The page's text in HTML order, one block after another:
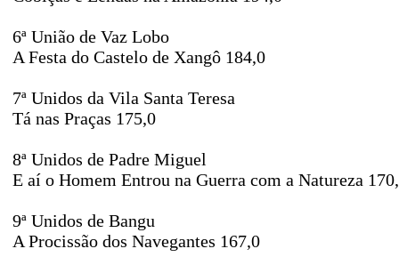
6ª União de Vaz Lobo
A Festa do Castelo de Xangô 184,0
7ª Unidos da Vila Santa Teresa
Tá nas Praças 175,0
8ª Unidos de Padre Miguel
E aí o Homem Entrou na Guerra com a Natureza
9ª Unidos de Bangu
A Procissão dos Navegantes 167,0